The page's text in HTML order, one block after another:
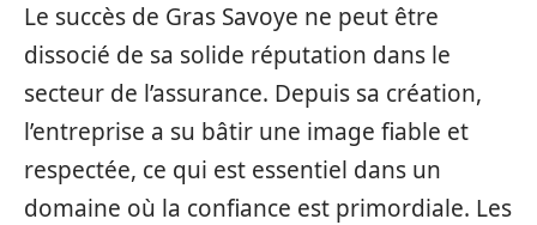
Le succès de Gras Savoye ne peut être
dissocié de sa solide réputation dans le
secteur de l’assurance. Depuis sa création,
l’entreprise a su bâtir une image fiable et
respectée, ce qui est essentiel dans un
domaine où la confiance est primordiale. Les